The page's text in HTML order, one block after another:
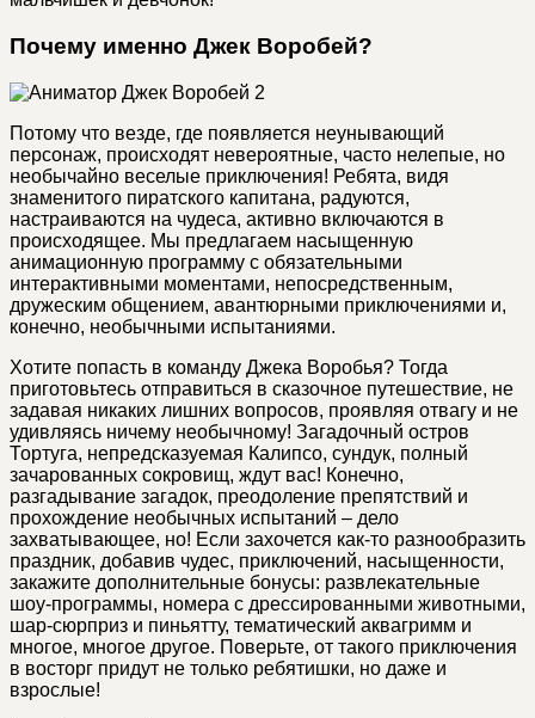
Почему именно Джек Воробей?
Потому что везде, где появляется неунывающий
персонаж, происходят невероятные, часто нелепые, но
необычайно веселые приключения! Ребята, видя
знаменитого пиратского капитана, радуются,
настраиваются на чудеса, активно включаются в
происходящее. Мы предлагаем насыщенную
анимационную программу с обязательными
интерактивными моментами, непосредственным,
дружеским общением, авантюрными приключениями и,
конечно, необычными испытаниями.
Хотите попасть в команду Джека Воробья? Тогда
приготовьтесь отправиться в сказочное путешествие, не
задавая никаких лишних вопросов, проявляя отвагу и не
удивляясь ничему необычному! Загадочный остров
Тортуга, непредсказуемая Калипсо, сундук, полный
зачарованных сокровищ, ждут вас! Конечно,
разгадывание загадок, преодоление препятствий и
прохождение необычных испытаний – дело
захватывающее, но! Если захочется как-то разнообразить
праздник, добавив чудес, приключений, насыщенности,
закажите дополнительные бонусы: развлекательные
шоу-программы, номера с дрессированными животными,
шар-сюрприз и пиньятту, тематический аквагримм и
многое, многое другое. Поверьте, от такого приключения
в восторг придут не только ребятишки, но даже и
взрослые!